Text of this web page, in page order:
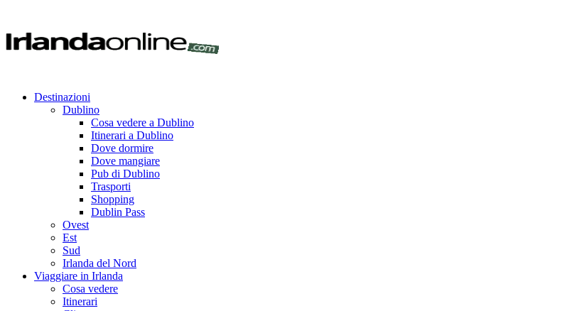
Destinazioni
Dublino
Cosa vedere a Dublino
Itinerari a Dublino
Dove dormire
Dove mangiare
Pub di Dublino
Trasporti
Shopping
Dublin Pass
Ovest
Est
Sud
Irlanda del Nord
Viaggiare in Irlanda
Cosa vedere
Itinerari